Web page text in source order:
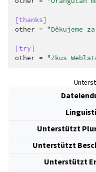
[thanks]
other = "Děkujeme
[try]
other = "Zkus
Unterstützt
Unterstützt
Unterstützt